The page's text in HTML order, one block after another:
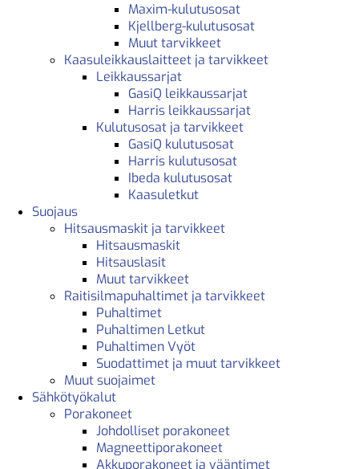
Maxim-kulutusosat
Kjellberg-kulutusosat
Muut tarvikkeet
Kaasuleikkauslaitteet ja tarvikkeet
Leikkaussarjat
GasiQ leikkaussarjat
Harris leikkaussarjat
Kulutusosat ja tarvikkeet
GasiQ kulutusosat
Harris kulutusosat
Ibeda kulutusosat
Kaasuletkut
Suojaus
Hitsausmaskit ja tarvikkeet
Hitsausmaskit
Hitsauslasit
Muut tarvikkeet
Raitisilmapuhaltimet ja tarvikkeet
Puhaltimet
Puhaltimen Letkut
Puhaltimen Vyöt
Suodattimet ja muut tarvikkeet
Muut suojaimet
Sähkötyökalut
Porakoneet
Johdolliset porakoneet
Magneettiporakoneet
Akkuporakoneet ja vääntimet